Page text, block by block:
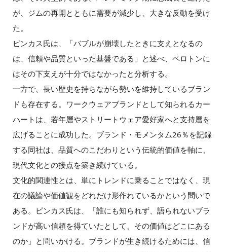
が、ジムの再開とともに需要が減少し、大きな反動を受け
た。
ピンカス氏は、「バブルが崩壊したときに支えとなるの
は、信頼や品質といった基盤である」と述べ、ペロトンに
はその下支えが十分ではなかったと分析する。
一方で、長い歴史を持ちながら勢いを維持しているブラン
ドも存在する。ワークウェアブランドとして知られるカー
ハートは、若年層やストリートウェア愛好家へと支持層を
広げることに成功した。ブランド・モメンタム26％を記録
する同社は、品質へのこだわりという伝統的価値を軸に、
現代文化との接点を築き続けている。
文化的関連性とは、単にトレンドに乗ることではなく、現
在の議論や価値観をどれだけ形作れているかという問いで
ある。ピンカス氏は、「誰にも知られず、語られないブラ
ンドが高い信頼を得ていたとして、その価値はどこにある
のか」と問いかける。ブランドが生き続けるためには、信